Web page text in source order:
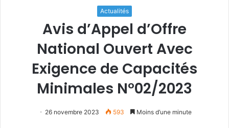
Actualités
Avis d’Appel d’Offre
National Ouvert Avec
Exigence de Capacités
Minimales N°02/2023
26 novembre 2023 593 Moins d’une minute